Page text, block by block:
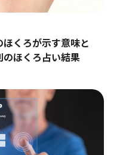
ほくろが示す意味と
のほくろ占い結果